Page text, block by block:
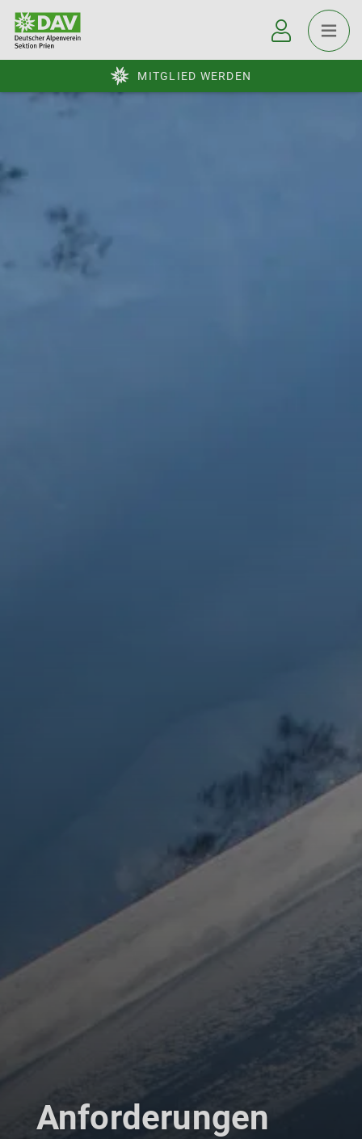
MITGLIED WERDEN
Anforderungen